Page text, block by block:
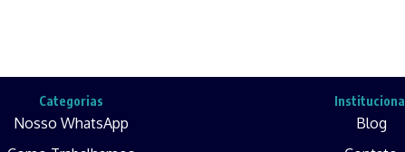
Categorias
Nosso WhatsApp
Institucional
Blog